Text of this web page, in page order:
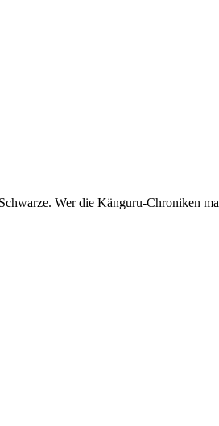
Wer die Känguru-Chroniken